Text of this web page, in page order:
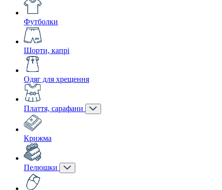
Футболки
Шорти, капрі
Одяг для хрещення
Плаття, сарафани
Крижма
Пелюшки